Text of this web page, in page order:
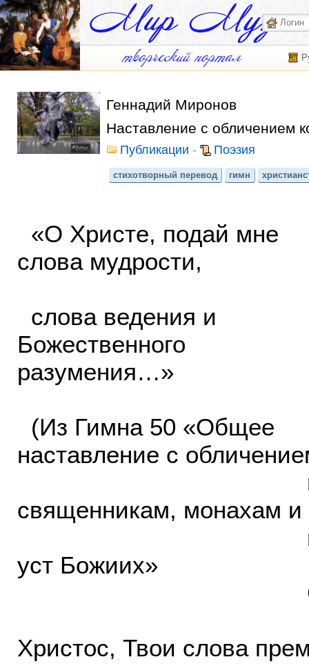
Геннадий Миронов
Наставление с обличением
Публикации - Поэзия
стихотворный перевод гимн
«О Христе, подай мне
слова мудрости,
слова ведения и
Божественного
разумения…»
(Из Гимна 50 «Общее
наставление с
царям,
священникам, монахам
изреченное
уст Божиих»
Симеона
Христос, Твои слова